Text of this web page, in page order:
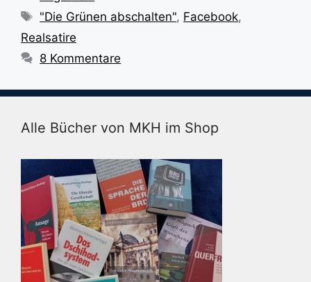
Schlagwörter
"Die Grünen abschalten", Facebook,
Realsatire
8 Kommentare
Alle Bücher von MKH im Shop